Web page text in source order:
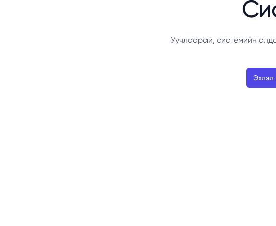
Уучлаарай, системийн
Эхлэл